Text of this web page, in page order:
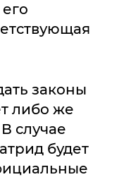
законы
либо же
случае
будет